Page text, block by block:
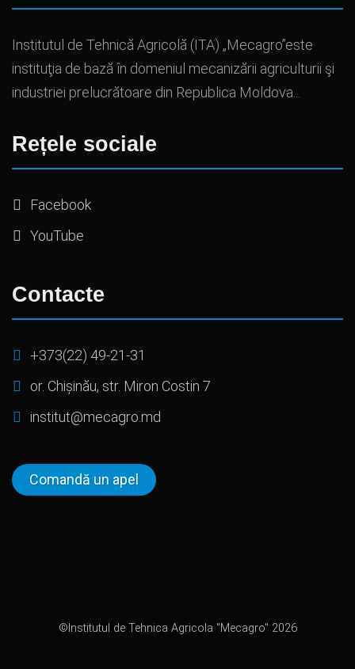
Institutul de Tehnică Agricolă (ITA) „Mecagro”este
instituţia de bază în domeniul mecanizării agriculturii şi
industriei prelucrătoare din Republica Moldova...
Rețele sociale
Facebook
YouTube
Contacte
+373(22) 49-21-31
or. Chișinău, str. Miron Costin 7
institut@mecagro.md
Comandă un apel
©Institutul de Tehnica Agricola "Mecagro" 2026